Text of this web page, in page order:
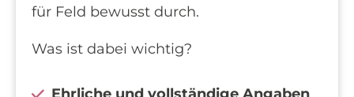
für Feld bewusst durch.
Was ist dabei wichtig?
Ehrliche und vollständige Angaben